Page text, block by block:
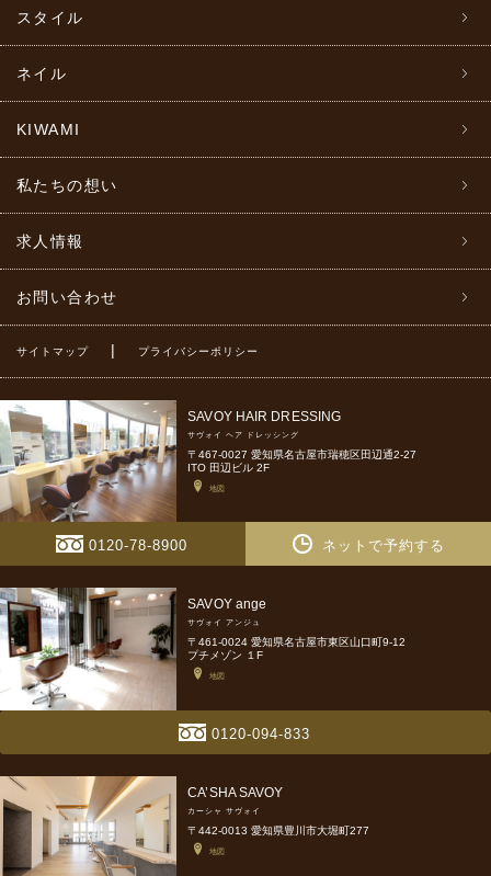
スタイル
ネイル
KIWAMI
私たちの想い
求人情報
お問い合わせ
サイトマップ | プライバシーポリシー
SAVOY HAIR DRESSING
サヴォイ ヘア ドレッシング
〒467-0027 愛知県名古屋市瑞穂区田辺通2-27
ITO 田辺ビル 2F
地図
0120-78-8900 ネットで予約する
SAVOY ange
サヴォイ アンジュ
〒461-0024 愛知県名古屋市東区山口町9-12
プチメゾン １F
地図
0120-094-833
CA’SHA SAVOY
カーシャ サヴォイ
〒442-0013 愛知県豊川市大堀町277
地図